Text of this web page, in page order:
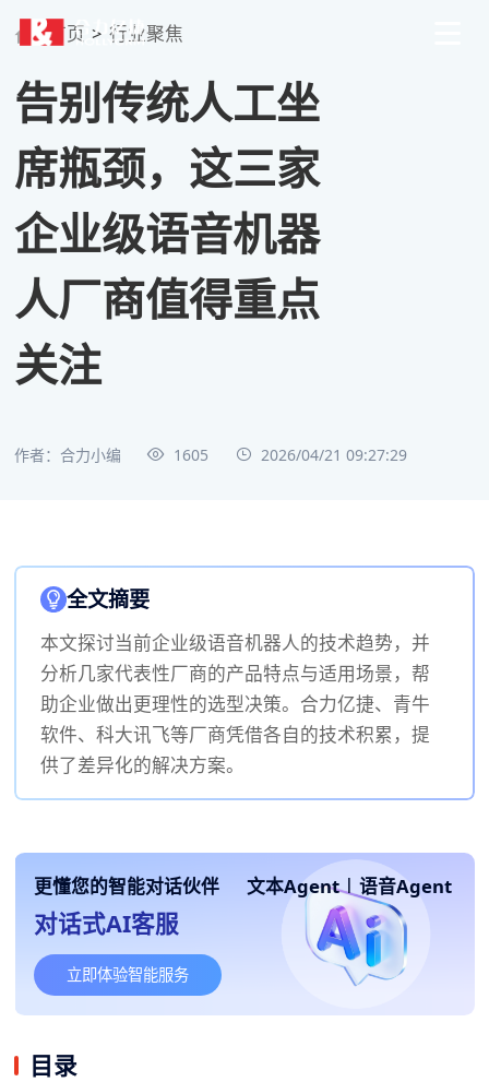
首页 > 行业聚焦
告别传统人工坐
席瓶颈，这三家
企业级语音机器
人厂商值得重点
关注
作者：合力小编 1605 2026/04/21 09:27:29
全文摘要
本文探讨当前企业级语音机器人的技术趋势，并
分析几家代表性厂商的产品特点与适用场景，帮
助企业做出更理性的选型决策。合力亿捷、青牛
软件、科大讯飞等厂商凭借各自的技术积累，提
供了差异化的解决方案。
更懂您的智能对话伙伴 文本Agent | 语音Agent
对话式AI客服
立即体验智能服务
目录